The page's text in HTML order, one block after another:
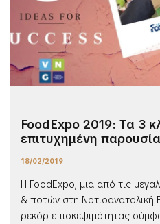
FoodExpo 2019: Τα 3
επιτυχημένη παρουσία
18/02/2019
Η FoodExpo, μια από τις
& ποτών στη Νοτιοανατολική
ρεκόρ επισκεψιμότητας